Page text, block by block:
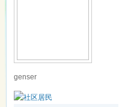
genser